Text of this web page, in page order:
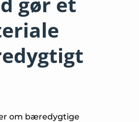
om bæredygtige